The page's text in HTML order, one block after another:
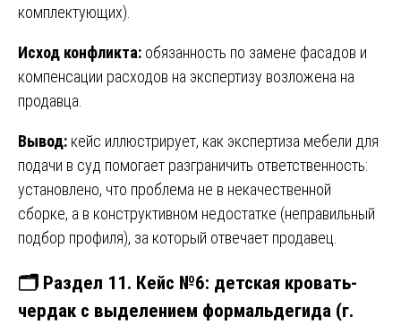
комплектующих).
Исход конфликта: обязанность по замене фасадов и
компенсации расходов на экспертизу возложена на
продавца.
Вывод: кейс иллюстрирует, как экспертиза мебели для
подачи в суд помогает разграничить ответственность:
установлено, что проблема не в некачественной
сборке, а в конструктивном недостатке (неправильный
подбор профиля), за который отвечает продавец.
🗂️ Раздел 11. Кейс №6: детская кровать-
чердак с выделением формальдегида (г.